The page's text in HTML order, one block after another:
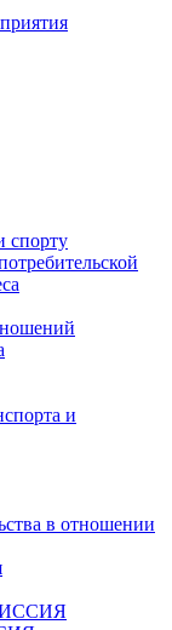
спорту
и
в отношении